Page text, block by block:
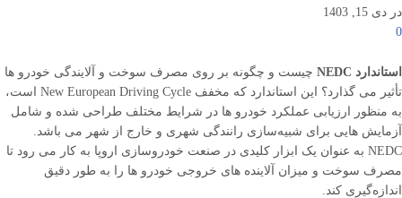
در دی 15, 1403
0
استاندارد NEDC
چیست و چگونه بر روی مصرف سوخت و آلایندگی خودرو ها
تأثیر می ‌گذارد؟ این استاندارد که مخفف New European Driving Cycle است،
به‌ منظور ارزیابی عملکرد خودرو ها در شرایط مختلف طراحی شده و شامل
آزمایش ‌هایی برای شبیه‌سازی رانندگی شهری و خارج از شهر می ‌باشد.
NEDC به ‌عنوان یک ابزار کلیدی در صنعت خودروسازی اروپا به کار می ‌رود تا
مصرف سوخت و میزان آلاینده‌ های خروجی خودرو ها را به‌ طور دقیق
اندازه‌گیری کند.